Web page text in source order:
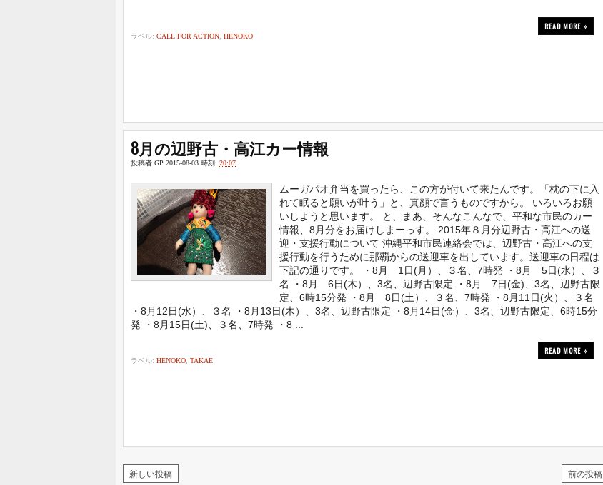
READ MORE »
ラベル: CALL FOR ACTION HENOKO
8月の辺野古・高江カー情報
投稿者 GP 2015-08-03 時刻: 20:07
ムーガパオ弁当を買ったら、この方が付いて来たんです。「枕の下に入
れて眠ると願いが叶う」と、真顔で言うものですから。 いろいろお願
いしようと思います。 と、まあ、そんなこんなで、平和な市民のカー
情報、8月分をお届けしまーっす。 2015年８月分辺野古・高江への送
迎・支援行動について 沖縄平和市民連絡会では、辺野古・高江への支
援行動を行うために那覇からの送迎車を出しています。送迎車の日程は
下記の通りです。 ・8月 1日(月）、３名、7時発 ・8月 5日(水）、３
名 ・8月 6日(木）、3名、辺野古限定 ・8月 7日(金)、3名、辺野古限
定、6時15分発 ・8月 8日(土）、３名、7時発 ・8月11日(火）、３名
・8月12日(水）、３名 ・8月13日(木）、3名、辺野古限定 ・8月14日(金）、3名、辺野古限定、6時15分
発 ・8月15日(土)、３名、7時発 ・8 ...
READ MORE »
ラベル: HENOKO TAKAE
新しい投稿 前の投稿